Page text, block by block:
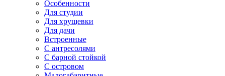
Особенности
Для студии
Для хрущевки
Для дачи
Встроенные
С антресолями
С барной стойкой
С островом